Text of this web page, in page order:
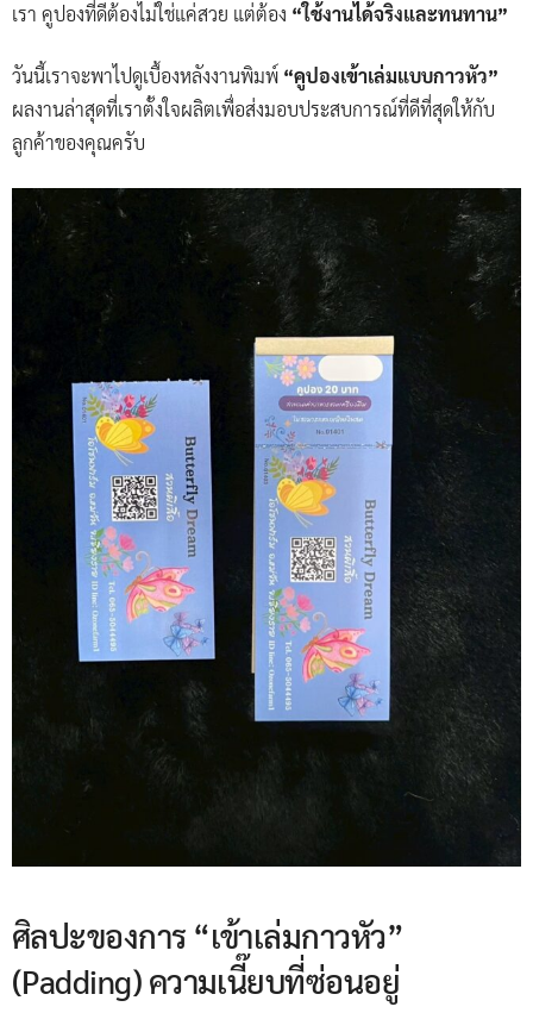
เรา คูปองที่ดีต้องไม่ใช่แค่สวย แต่ต้อง “ใช้งานได้จริงและทนทาน”
วันนี้เราจะพาไปดูเบื้องหลังงานพิมพ์ “คูปองเข้าเล่มแบบกาวหัว”
ผลงานล่าสุดที่เราตั้งใจผลิตเพื่อส่งมอบประสบการณ์ที่ดีที่สุดให้กับ
ลูกค้าของคุณครับ
ศิลปะของการ “เข้าเล่มกาวหัว”
(Padding) ความเนี๊ยบที่ซ่อนอยู่